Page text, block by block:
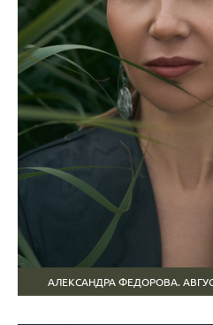
АЛЕКСАНДРА ФЕДОРОВА.